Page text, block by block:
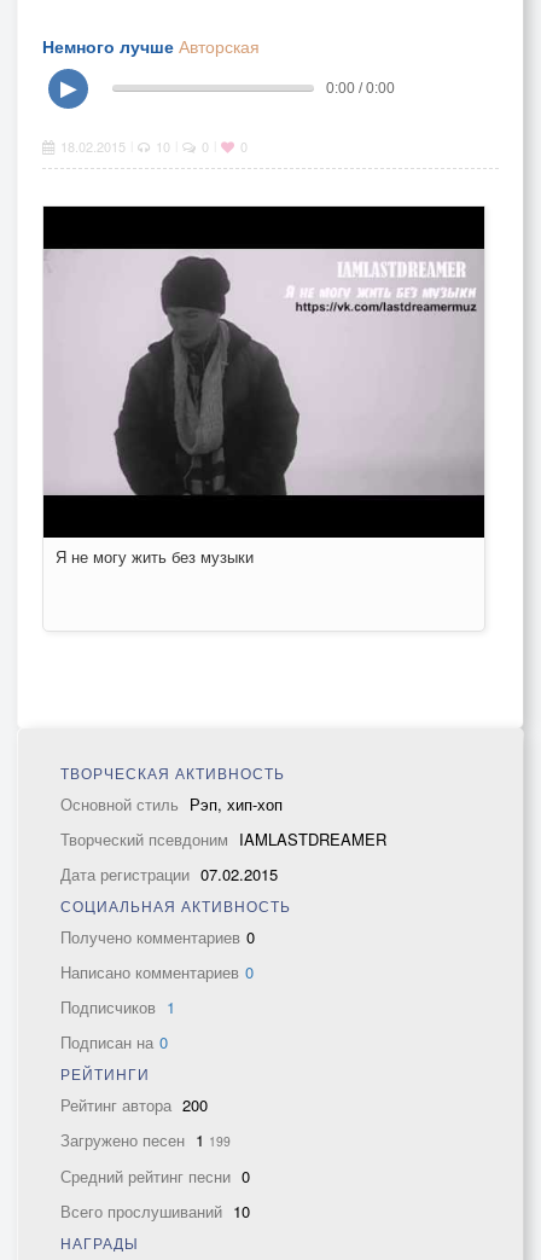
Немного лучше Авторская
▶
0:00 / 0:00
18.02.2015 10 0 0
Я не могу жить без музыки
ТВОРЧЕСКАЯ АКТИВНОСТЬ
Основной стиль Рэп, хип-хоп
Творческий псевдоним IAMLASTDREAMER
Дата регистрации 07.02.2015
СОЦИАЛЬНАЯ АКТИВНОСТЬ
Получено комментариев 0
Написано комментариев 0
Подписчиков 1
Подписан на 0
РЕЙТИНГИ
Рейтинг автора 200
Загружено песен 1 199
Средний рейтинг песни 0
Всего прослушиваний 10
НАГРАДЫ